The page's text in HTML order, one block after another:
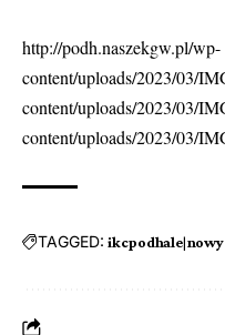
http://podh.naszekgw.pl/wp-
content/uploads/2023/03/
content/uploads/2023/03/
content/uploads/2023/03/
TAGGED: